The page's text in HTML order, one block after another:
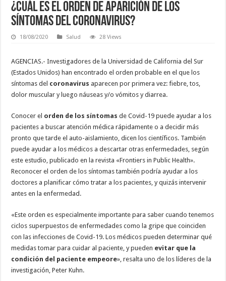
¿Cuál es el orden de aparición de los
síntomas del coronavirus?
18/08/2020 Salud 28 Views
AGENCIAS.- Investigadores de la Universidad de California del Sur
(Estados Unidos) han encontrado el orden probable en el que los
síntomas del coronavirus aparecen por primera vez: fiebre, tos,
dolor muscular y luego náuseas y/o vómitos y diarrea.
Conocer el orden de los síntomasde Covid-19 puede ayudar a los
pacientes a buscar atención médica rápidamente o a decidir más
pronto que tarde el auto-aislamiento, dicen los científicos. También
puede ayudar a los médicos a descartar otras enfermedades, según
este estudio, publicado en la revista «Frontiers in Public Health».
Reconocer el orden de los síntomas también podría ayudar a los
doctores a planificar cómo tratar a los pacientes, y quizás intervenir
antes en la enfermedad.
«Este orden es especialmente importante para saber cuando tenemos
ciclos superpuestos de enfermedades como la gripe que coinciden
con las infecciones de Covid-19. Los médicos pueden determinar qué
medidas tomar para cuidar al paciente, y pueden evitar que la
condición del paciente empeore», resalta uno de los líderes de la
investigación, Peter Kuhn.